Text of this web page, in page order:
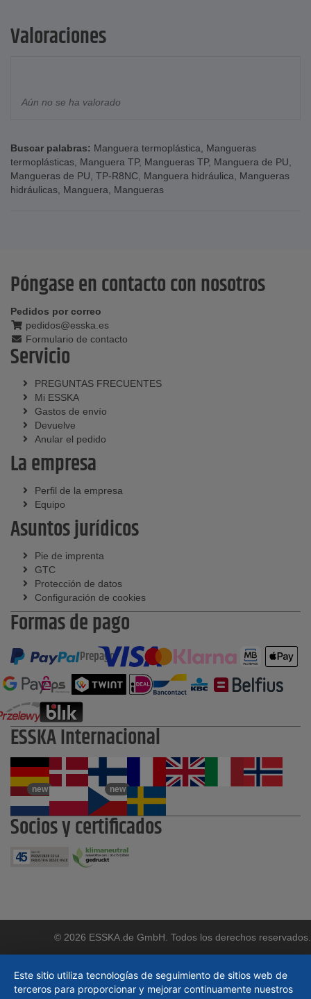
Valoraciones
Aún no se ha valorado
Buscar palabras: Manguera termoplástica, Mangueras
termoplásticas, Manguera TP, Mangueras TP, Manguera de PU,
Mangueras de PU, TP-R8NC, Manguera hidráulica, Mangueras
hidráulicas, Manguera, Mangueras
Póngase en contacto con nosotros
Pedidos por correo
pedidos@esska.es
Formulario de contacto
Servicio
PREGUNTAS FRECUENTES
Mi ESSKA
Gastos de envío
Devuelve
Anular el pedido
La empresa
Perfil de la empresa
Equipo
Asuntos jurídicos
Pie de imprenta
GTC
Protección de datos
Configuración de cookies
Formas de pago
Prepago
ESSKA Internacional
new new
Socios y certificados
© 2026 ESSKA.de GmbH. Todos los derechos reservados.
Este sitio utiliza tecnologías de seguimiento de sitios web de
terceros para proporcionar y mejorar continuamente nuestros